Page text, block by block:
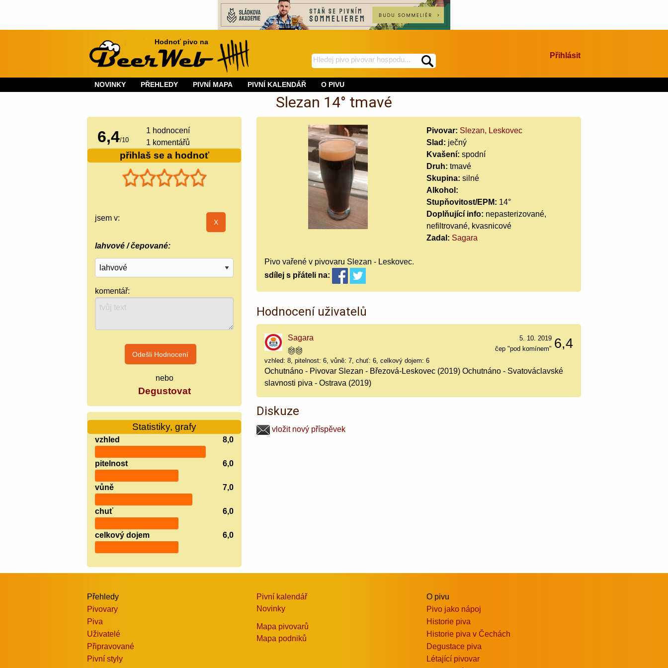
Hodnoť pivo na
hledej
BeerWeb
spustí
Přihlásit
NOVINKY PŘEHLEDY PIVNÍ MAPA PIVNÍ KALENDÁŘ O PIVU
Slezan 14° tmavé
6,4/10
1 hodnocení
1 komentářů
přihlaš se a hodnoť
jsem v:
lahvové / čepované:
komentář:
nebo
Degustovat
Statistiky, grafy
vzhled 8,0
pitelnost 6,0
vůně 7,0
chuť 6,0
celkový dojem 6,0
Pivovar: Slezan, Leskovec
Slad: ječný
Kvašení: spodní
Druh: tmavé
Skupina: silné
Alkohol:
Stupňovitost/EPM: 14°
Doplňující info: nepasterizované,
nefiltrované, kvasnicové
Zadal: Sagara
Pivo vařené v pivovaru Slezan - Leskovec.
sdílej s přáteli na:
Hodnocení uživatelů
Sagara 6,4
5. 10. 2019
čep "pod komínem"
vzhled: 8, pitelnost: 6, vůně: 7, chuť: 6, celkový dojem: 6
Ochutnáno - Pivovar Slezan - Březová-Leskovec (2019) Ochutnáno - Svatováclavské
slavnosti piva - Ostrava (2019)
Diskuze
vložit nový příspěvek
Přehledy
Pivovary
Piva
Uživatelé
Připravované
Pivní styly
Pivní kalendář
Novinky
Mapa pivovarů
Mapa podniků
O pivu
Pivo jako nápoj
Historie piva
Historie piva v Čechách
Degustace piva
Létající pivovar